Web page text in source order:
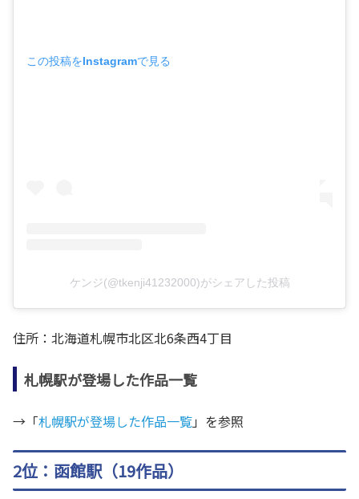
この投稿をInstagramで見る
ケンジ(@tkenji41232000)がシェアした投稿
住所：北海道札幌市北区北6条西4丁目
札幌駅が登場した作品一覧
→「札幌駅が登場した作品一覧」を参照
2位：函館駅（19作品）